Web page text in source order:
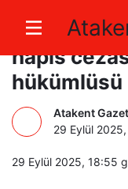
Yalova’da
hapis
hükümlüsü
Atakent
29 Eylül
29 Eylül 2025, 18:55